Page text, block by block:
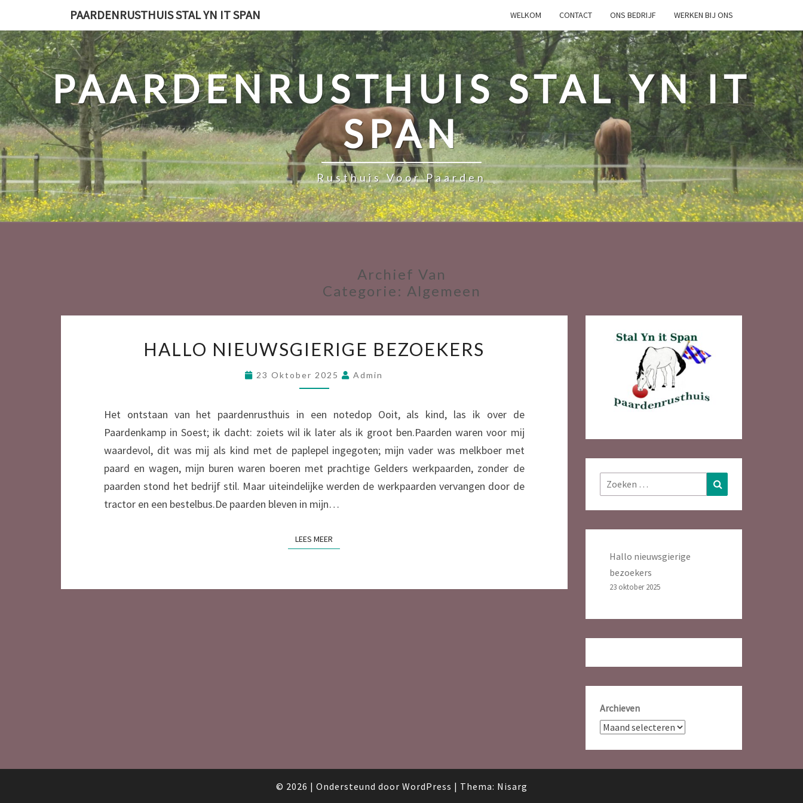
PAARDENRUSTHUIS STAL YN IT SPAN WELKOM CONTACT ONS BEDRIJF WERKEN BIJ ONS
PAARDENRUSTHUIS STAL YN IT
SPAN
Rusthuis Voor Paarden
Archief Van
Categorie: Algemeen
HALLO NIEUWSGIERIGE BEZOEKERS
23 Oktober 2025 Admin
Het ontstaan van het paardenrusthuis in een notedop Ooit, als kind, las ik over de
Paardenkamp in Soest; ik dacht: zoiets wil ik later als ik groot ben.Paarden waren voor mij
waardevol, dit was mij als kind met de paplepel ingegoten; mijn vader was melkboer met
paard en wagen, mijn buren waren boeren met prachtige Gelders werkpaarden, zonder de
paarden stond het bedrijf stil. Maar uiteindelijke werden de werkpaarden vervangen door de
tractor en een bestelbus.De paarden bleven in mijn…
LEES MEER
Hallo nieuwsgierige
bezoekers
23 oktober 2025
Archieven
© 2026 | Ondersteund door WordPress | Thema: Nisarg